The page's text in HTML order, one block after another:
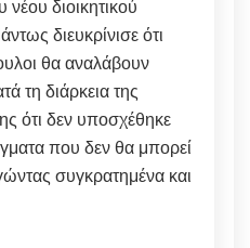
διοικητικού
διευκρίνισε ότι
θα αναλάβουν
τη διάρκεια της
ότι δεν υποσχέθηκε
που δεν θα μπορεί
συγκρατημένα και